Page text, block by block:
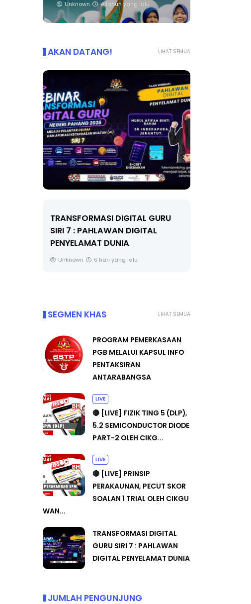
Unknown 4 tahun yang lalu
LIHAT SEMUA
AKAN DATANG!
MAJLIS ANUGERAH FFK
(FESTIVAL LENSA PENDIDIKAN -
FLeP) 2026
Unknown 7 hari yang lalu
LIHAT SEMUA
SEGMEN KHAS
PROGRAM PEMERKASAAN
PGB MELALUI KAPSUL INFO
PENTAKSIRAN
ANTARABANGSA
LIVE
🔴 [LIVE] FIZIK TING 5 (DLP),
5.2 SEMICONDUCTOR DIODE
PART-2 OLEH CIKG...
LIVE
🔴 [LIVE] PRINSIP
PERAKAUNAN, PECUT SKOR
SOALAN 1 TRIAL OLEH CIKGU
WAN...
TRANSFORMASI DIGITAL
GURU SIRI 7 : PAHLAWAN
DIGITAL PENYELAMAT DUNIA
JUMLAH PENGUNJUNG